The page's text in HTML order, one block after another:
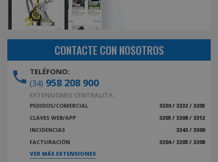
CONTACTE CON NOSOTROS
TELÉFONO:
(34) 958 208 900
EXTENSIONES CENTRALITA:
PEDIDOS/COMERCIAL
3230 / 3232 / 3205
CLAVES WEB/APP
3205 / 3208 / 3312
INCIDENCIAS
3243 / 3300
FACTURACIÓN
3204 / 3205 / 3208
VER MÁS EXTENSIONES